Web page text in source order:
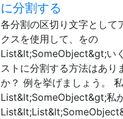
に分割する
各分割の区切り文字として
クスを使用して、をの
List&lt;SomeObject&gt;い
ストに分割する方法はあ
か？ 例を挙げましょう。
List&lt;SomeObject&gt;私